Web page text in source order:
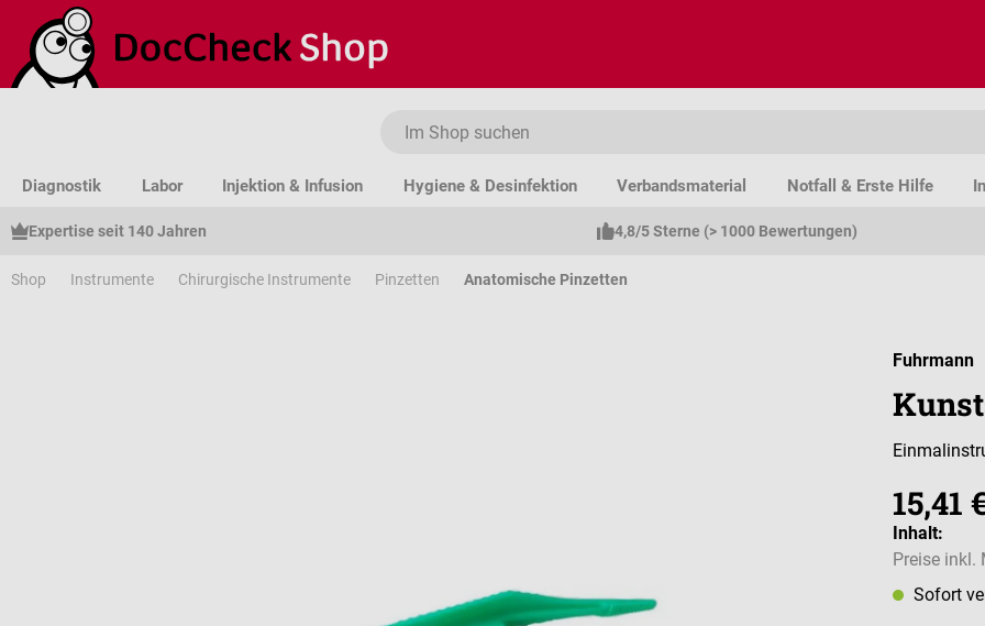
Hauptinhalt springen
Zur Suche springen
Zur Hauptnavigation springen
Diagnostik Labor Injektion & Infusion Hygiene & Desinfektion Verbandsmaterial Notfall & Erste Hilfe
Expertise seit 140 Jahren 4,8/5 Sterne (> 1000 Bewertungen)
Shop Instrumente Chirurgische Instrumente Pinzetten Anatomische Pinzetten
Fuhrmann
15,41
Inhalt:
Preise inkl.
Sofort